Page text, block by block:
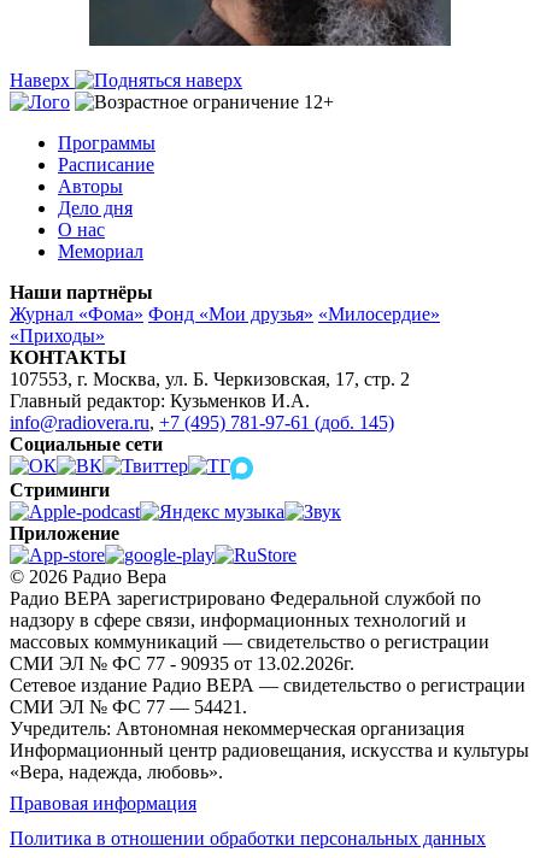
Наверх
Программы
Расписание
Авторы
Дело дня
О нас
Мемориал
Наши партнёры
Журнал «Фома» Фонд «Мои друзья» «Милосердие»
«Приходы»
КОНТАКТЫ
107553, г. Москва, ул. Б. Черкизовская, 17, стр. 2
Главный редактор: Кузьменков И.А.
info@radiovera.ru, +7 (495) 781-97-61 (доб. 145)
Социальные сети
Стриминги
Приложение
© 2026 Радио Вера
Радио ВЕРА зарегистрировано Федеральной службой по
надзору в сфере связи, информационных технологий и
массовых коммуникаций — свидетельство о регистрации
СМИ ЭЛ № ФС 77 - 90935 от 13.02.2026г.
Сетевое издание Радио ВЕРА — свидетельство о регистрации
СМИ ЭЛ № ФС 77 — 54421.
Учредитель: Автономная некоммерческая организация
Информационный центр радиовещания, искусства и культуры
«Вера, надежда, любовь».
Правовая информация
Политика в отношении обработки персональных данных